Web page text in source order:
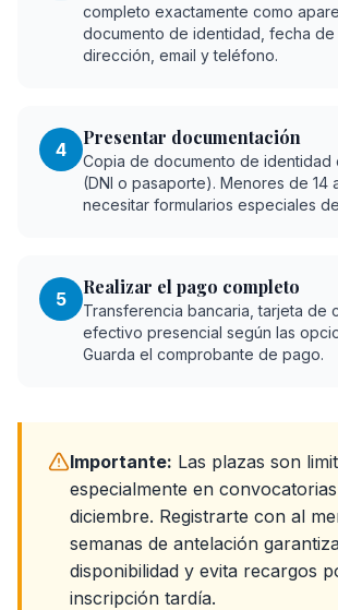
completo exactamente como
documento de identidad, fecha de
dirección, email y teléfono.
4
Presentar documentación
Copia de documento de identidad
(DNI o pasaporte). Menores de 14
necesitar formularios especiales
5
Realizar el pago completo
Transferencia bancaria, tarjeta de
efectivo presencial según las
Guarda el comprobante de pago.
Importante: Las plazas son
especialmente en
diciembre. Registrarte con al
semanas de antelación
disponibilidad y evita recargos
inscripción tardía.